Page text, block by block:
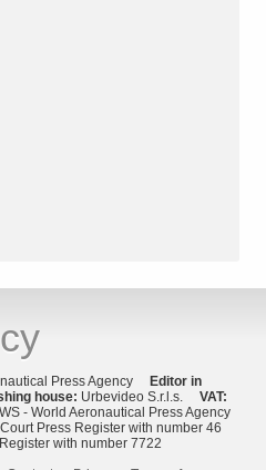
Press Agency Editor in
house: Urbevideo S.r.l.s. VAT:
- World Aeronautical Press Agency
Press Register with number 46
with number 7722